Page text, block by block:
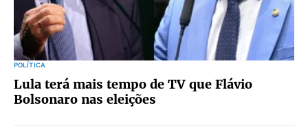
POLÍTICA
Lula terá mais tempo de TV que Flávio
Bolsonaro nas eleições